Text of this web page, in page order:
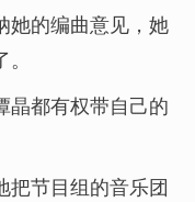
她的编曲意见，她
晶都有权带自己的
把节目组的音乐团